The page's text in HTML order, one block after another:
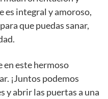
es integral y amoroso,
que puedas sanar,
en este hermoso
¡Juntos podemos
y abrir las puertas a una